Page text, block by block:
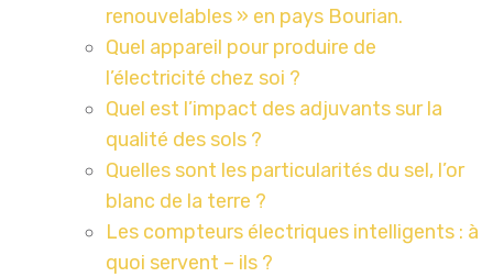
renouvelables » en pays Bourian.
Quel appareil pour produire de
l’électricité chez soi ?
Quel est l’impact des adjuvants sur la
qualité des sols ?
Quelles sont les particularités du sel, l’or
blanc de la terre ?
Les compteurs électriques intelligents : à
quoi servent – ils ?